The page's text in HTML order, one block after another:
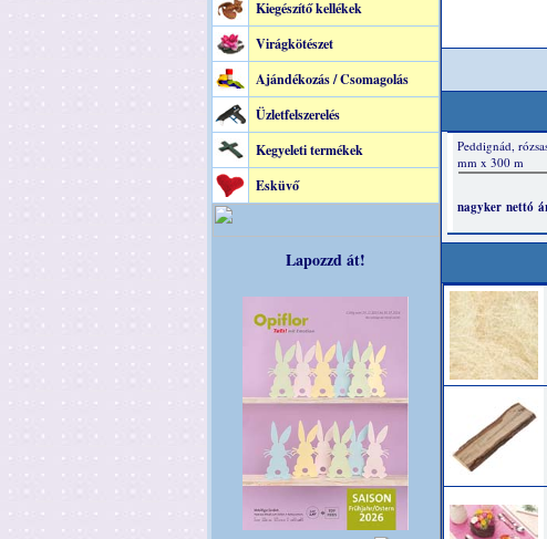
Kiegészítő kellékek
Virágkötészet
Ajándékozás / Csomagolás
Üzletfelszerelés
Kegyeleti termékek
Esküvő
Lapozzd át!